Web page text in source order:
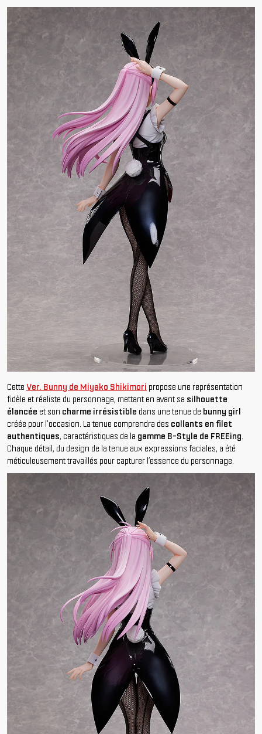
Cette Ver. Bunny de Miyako Shikimori propose une représentation
fidèle et réaliste du personnage, mettant en avant sa silhouette
élancée et son charme irrésistible dans une tenue de bunny girl
créée pour l'occasion. La tenue comprendra des collants en filet
authentiques, caractéristiques de la gamme B-Style de FREEing.
Chaque détail, du design de la tenue aux expressions faciales, a été
méticuleusement travaillés pour capturer l’essence du personnage.